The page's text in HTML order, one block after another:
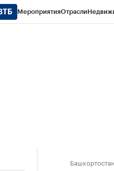
МероприятияОтрасли
Башкортостан